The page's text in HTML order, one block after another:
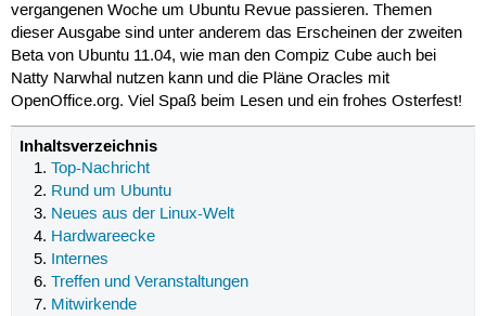
vergangenen Woche um Ubuntu Revue passieren. Themen
dieser Ausgabe sind unter anderem das Erscheinen der zweiten
Beta von Ubuntu 11.04, wie man den Compiz Cube auch bei
Natty Narwhal nutzen kann und die Pläne Oracles mit
OpenOffice.org. Viel Spaß beim Lesen und ein frohes Osterfest!
Inhaltsverzeichnis
Top-Nachricht
Rund um Ubuntu
Neues aus der Linux-Welt
Hardwareecke
Internes
Treffen und Veranstaltungen
Mitwirkende